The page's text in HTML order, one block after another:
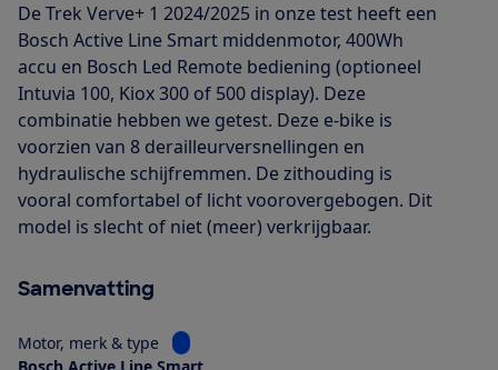
De Trek Verve+ 1 2024/2025 in onze test heeft een
Bosch Active Line Smart middenmotor, 400Wh
accu en Bosch Led Remote bediening (optioneel
Intuvia 100, Kiox 300 of 500 display). Deze
combinatie hebben we getest. Deze e-bike is
voorzien van 8 derailleurversnellingen en
hydraulische schijfremmen. De zithouding is
vooral comfortabel of licht voorovergebogen. Dit
model is slecht of niet (meer) verkrijgbaar.
Samenvatting
Motor, merk & type
Bekijk informatie voor Motor, merk & type